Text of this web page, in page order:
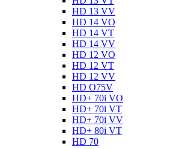
HD 13 VV
HD 14 VO
HD 14 VT
HD 14 VV
HD 12 VO
HD 12 VT
HD 12 VV
HD O75V
HD+ 70i VO
HD+ 70i VT
HD+ 70i VV
HD+ 80i VT
HD 70